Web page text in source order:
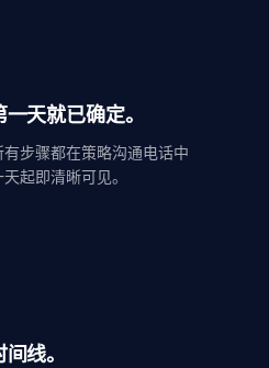
天就已确定。
步骤都在策略沟通电话中
起即清晰可见。
线。